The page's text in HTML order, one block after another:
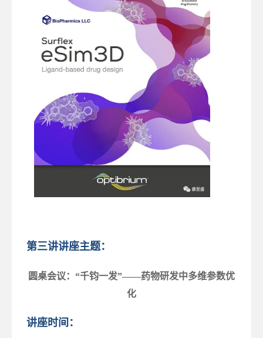
第三讲讲座主题：
圆桌会议：“千钧一发”——药物研发中多维参数优
化
讲座时间：